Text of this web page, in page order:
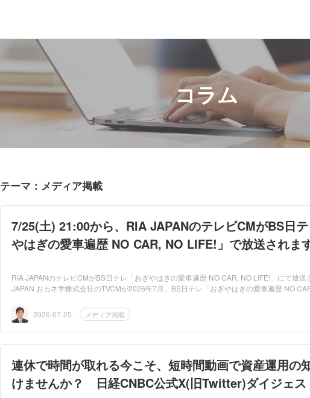
コラム
テーマ：メディア掲載
7/25(土) 21:00から、RIA JAPANのテレビCMがBS日
やはぎの愛車遍歴 NO CAR, NO LIFE!」で放送されます
RIA JAPANのテレビCMがBS日テレ「おぎやはぎの愛車遍歴 NO CAR, NO LIFE!」にて放送
JAPAN おカネ学株式会社のTVCMが2026年7月、BS日テレ「おぎやはぎの愛車遍歴 NO
2026-07-25
メディア掲載
連休で時間が取れる今こそ、短時間動画で資産運用の
けませんか？ 日経CNBC公式X(旧Twitter)ダイジェス